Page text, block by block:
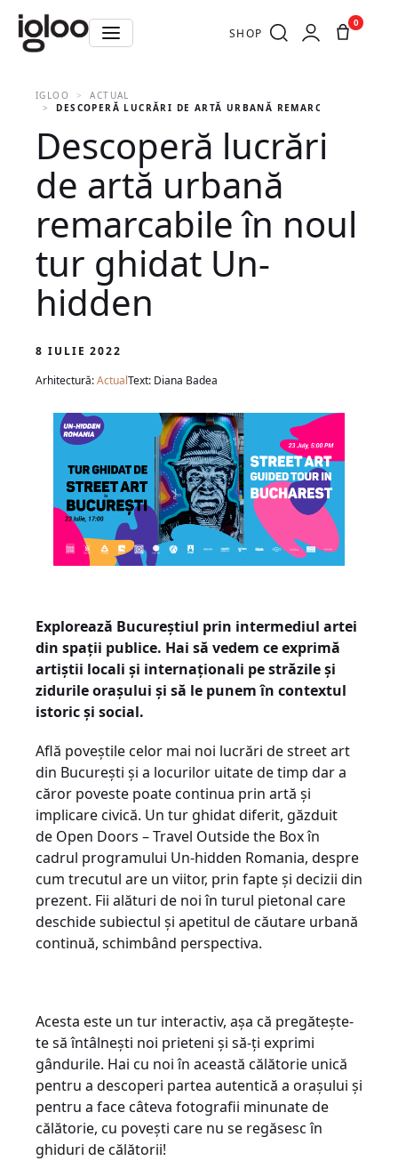
SHOP
0
IGLOO
ACTUAL
DESCOPERĂ LUCRĂRI DE ARTĂ URBANĂ REMARCABILE ÎN
Descoperă lucrări
de artă urbană
remarcabile în noul
tur ghidat Un-
hidden
8 IULIE 2022
Arhitectură:ActualText: Diana Badea
Explorează Bucureștiul prin intermediul artei
din spații publice. Hai să vedem ce exprimă
artiștii locali și internaționali pe străzile și
zidurile orașului și să le punem în contextul
istoric și social.
Află poveștile celor mai noi lucrări de street art
din București și a locurilor uitate de timp dar a
căror poveste poate continua prin artă și
implicare civică. Un tur ghidat diferit, găzduit
de Open Doors – Travel Outside the Box în
cadrul programului Un-hidden Romania, despre
cum trecutul are un viitor, prin fapte și decizii din
prezent. Fii alături de noi în turul pietonal care
deschide subiectul și apetitul de căutare urbană
continuă, schimbând perspectiva.
Acesta este un tur interactiv, așa că pregătește-
te să întâlnești noi prieteni și să-ți exprimi
gândurile. Hai cu noi în această călătorie unică
pentru a descoperi partea autentică a orașului și
pentru a face câteva fotografii minunate de
călătorie, cu povești care nu se regăsesc în
ghiduri de călătorii!